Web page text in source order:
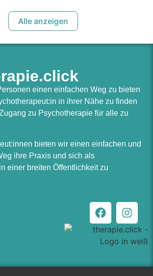
Alle anzeigen
einen einfachen Weg zu bieten
in ihrer Nähe zu finden
zu Psychotherapie für alle zu
bieten wir einen einfachen und
ihre Praxis und sich als
einer breiten Öffentlichkeit zu